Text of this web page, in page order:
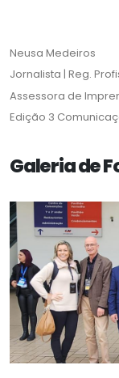
Neusa Medeiros
Jornalista | Reg.
Assessora de
Edição 3
Galeria de